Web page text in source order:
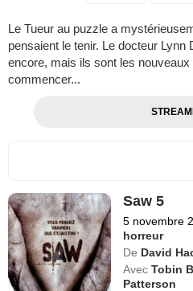
Le Tueur au puzzle a
pensaient le tenir. Le docteur
encore, mais ils sont les
commencer...
Saw 5
5 novembre
horreur
De David
Avec Tobin
Patterson